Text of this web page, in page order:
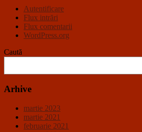
Autentificare
Flux intrări
Flux comentarii
WordPress.org
Caută
Arhive
martie 2023
martie 2021
februarie 2021